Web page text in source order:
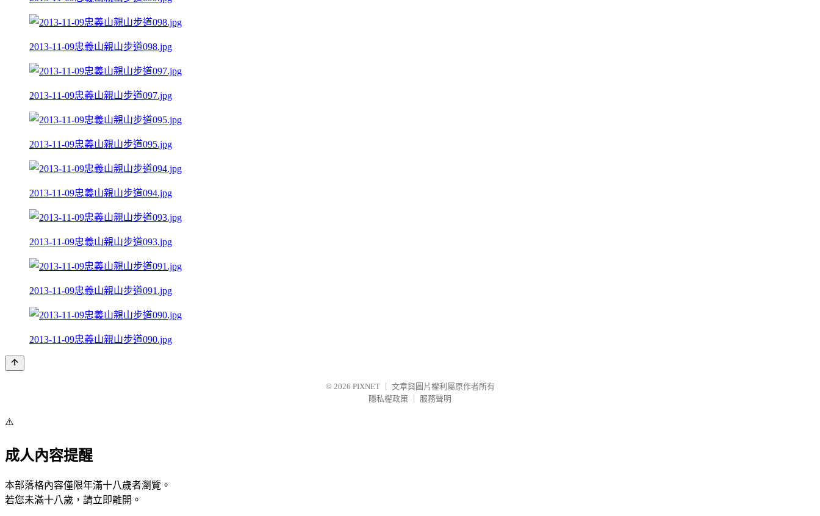
2013-11-09忠義山親山步道098.jpg
2013-11-09忠義山親山步道097.jpg
2013-11-09忠義山親山步道095.jpg
2013-11-09忠義山親山步道094.jpg
2013-11-09忠義山親山步道093.jpg
2013-11-09忠義山親山步道091.jpg
2013-11-09忠義山親山步道090.jpg
© 2026 PIXNET
文章與圖片權利屬原作者所有
隱私權政策
服務聲明
⚠️
成人內容提醒
本部落格內容僅限年滿十八歲者瀏覽。
若您未滿十八歲，請立即離開。